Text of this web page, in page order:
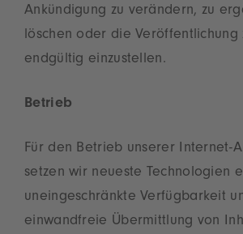
Ankündigung zu verändern, zu
löschen oder die
endgültig einzustellen.
Betrieb
Für den Betrieb unserer Internet-
setzen wir neueste Technologien
uneingeschränkte Verfügbarkeit
einwandfreie Übermittlung von